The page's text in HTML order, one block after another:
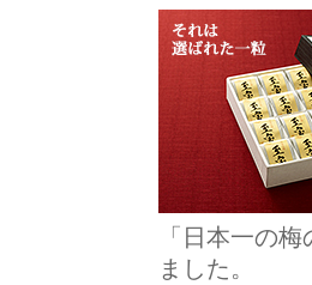
「日本一の
ました。